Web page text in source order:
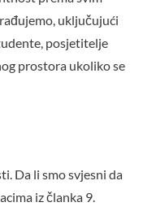
uključujući
posjetitelje
prostora ukoliko se
Da li smo svjesni da
iz članka 9.